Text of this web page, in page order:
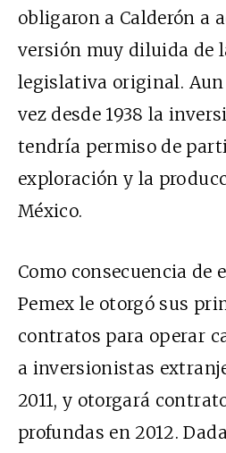
obligaron a Calderón a
versión muy diluida de
legislativa original.
vez desde 1938 la
tendría permiso de
exploración y la
México.
Como consecuencia de
Pemex le otorgó sus
contratos para operar
a inversionistas
2011, y otorgará
profundas en 2012.